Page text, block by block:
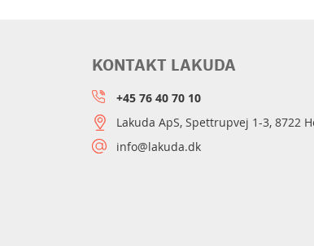
KONTAKT LAKUDA
+45 76 40 70 10
Lakuda ApS, Spettrupvej 1-3, 8722
info@lakuda.dk